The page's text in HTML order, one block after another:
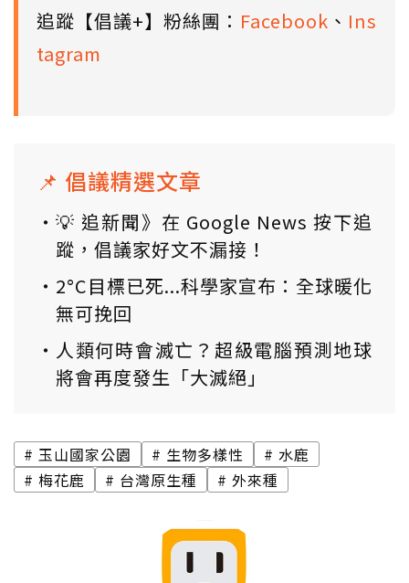
追蹤【倡議+】粉絲團： Facebook 、 Ins
tagram
📌 倡議精選文章
💡 追新聞》在 Google News 按下追
蹤，倡議家好文不漏接！
2°C目標已死...科學家宣布：全球暖化
無可挽回
人類何時會滅亡？超級電腦預測地球
將會再度發生「大滅絕」
玉山國家公園 生物多樣性
水鹿
梅花鹿
台灣原生種 外來種